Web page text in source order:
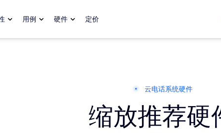
用例 硬件 定价
云电话系统硬件
缩放推荐硬